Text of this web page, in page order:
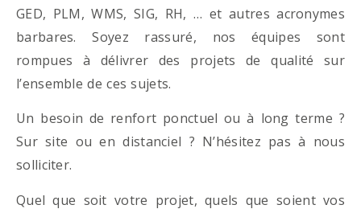
GED, PLM, WMS, SIG, RH, … et autres acronymes
barbares. Soyez rassuré, nos équipes sont
rompues à délivrer des projets de qualité sur
l’ensemble de ces sujets.
Un besoin de renfort ponctuel ou à long terme ?
Sur site ou en distanciel ? N’hésitez pas à nous
solliciter.
Quel que soit votre projet, quels que soient vos